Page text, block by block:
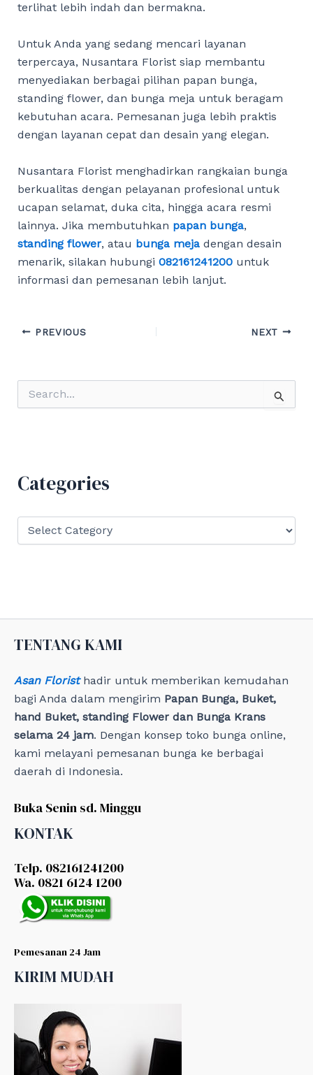
terlihat lebih indah dan bermakna.
Untuk Anda yang sedang mencari layanan
terpercaya, Nusantara Florist siap membantu
menyediakan berbagai pilihan papan bunga,
standing flower, dan bunga meja untuk beragam
kebutuhan acara. Pemesanan juga lebih praktis
dengan layanan cepat dan desain yang elegan.
Nusantara Florist menghadirkan rangkaian bunga
berkualitas dengan pelayanan profesional untuk
ucapan selamat, duka cita, hingga acara resmi
lainnya. Jika membutuhkan papan bunga,
standing flower, atau bunga mejadengan desain
menarik, silakan hubungi 082161241200untuk
informasi dan pemesanan lebih lanjut.
Post
PREVIOUS NEXT
o
Categories
i
s
TENTANG KAMI
Asan Floristhadir untuk memberikan kemudahan
bagi Anda dalam mengirim Papan Bunga, Buket,
hand Buket, standing Flower dan Bunga Krans
selama 24 jam. Dengan konsep toko bunga online,
kami melayani pemesanan bunga ke berbagai
daerah di Indonesia.
Buka Senin sd. Minggu
KONTAK
Telp. 082161241200
Wa. 0821 6124 1200
Pemesanan 24 Jam
KIRIM MUDAH